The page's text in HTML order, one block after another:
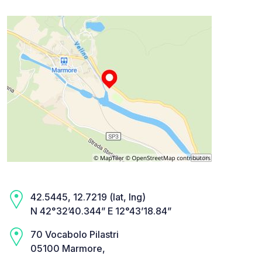
42.5445, 12.7219 (lat, lng)
N 42°32’40.344” E 12°43’18.84”
70 Vocabolo Pilastri
05100 Marmore,